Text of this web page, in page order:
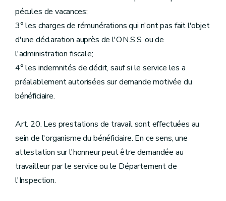
pécules de vacances;
3° les charges de rémunérations qui n'ont pas fait l'objet
d'une déclaration auprès de l'O.N.S.S. ou de
l'administration fiscale;
4° les indemnités de dédit, sauf si le service les a
préalablement autorisées sur demande motivée du
bénéficiaire.
Art. 20. Les prestations de travail sont effectuées au
sein de l'organisme du bénéficiaire. En ce sens, une
attestation sur l'honneur peut être demandée au
travailleur par le service ou le Département de
l'Inspection.